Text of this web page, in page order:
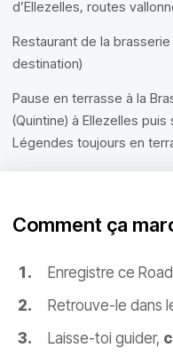
d’Ellezelles, routes
Restaurant de la
destination)
Pause en terrasse à la
(Quintine) à Ellezelles
Légendes toujours en
Comment ça
Enregistre ce
Retrouve-le dans
Laisse-toi guider,